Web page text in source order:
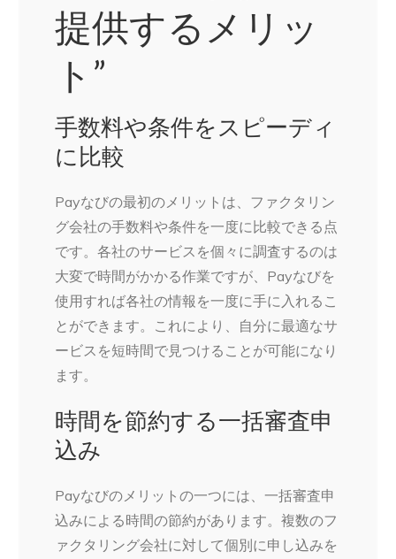
提供するメリッ
ト”
手数料や条件をスピーディ
に比較
Payなびの最初のメリットは、ファクタリン
グ会社の手数料や条件を一度に比較できる点
です。各社のサービスを個々に調査するのは
大変で時間がかかる作業ですが、Payなびを
使用すれば各社の情報を一度に手に入れるこ
とができます。これにより、自分に最適なサ
ービスを短時間で見つけることが可能になり
ます。
時間を節約する一括審査申
込み
Payなびのメリットの一つには、一括審査申
込みによる時間の節約があります。複数のフ
ァクタリング会社に対して個別に申し込みを